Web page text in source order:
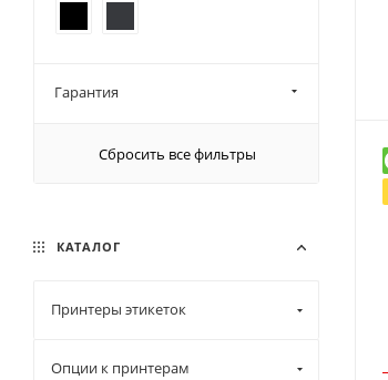
Гарантия
Сбросить все фильтры
КАТАЛОГ
Принтеры этикеток
Опции к принтерам